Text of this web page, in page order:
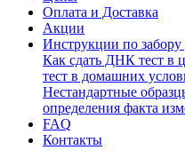
Оплата и Доставка
Акции
Инструкции по
Как сдать ДНК тест в
тест в домашних
Нестандартные
определения факта
FAQ
Контакты